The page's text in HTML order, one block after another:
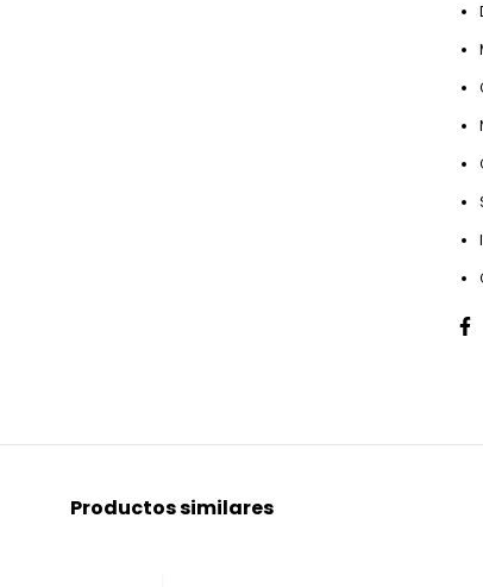
Productos similares